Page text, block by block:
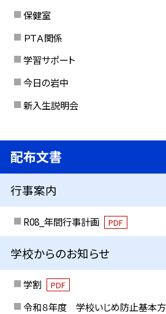
保健室
ＰＴＡ関係
学習サポート
今日の岩中
新入生説明会
配布文書
行事案内
R08_年間行事計画 PDF
学校からのお知らせ
学割 PDF
令和８年度 学校いじめ防止基本